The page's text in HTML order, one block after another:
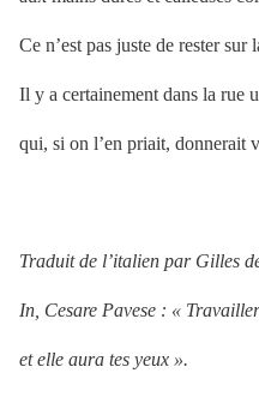
Ce n’est pas juste de rester sur
Il y a certainement dans la rue
qui, si on l’en priait, donnerait
Traduit de l’italien par Gilles
In, Cesare Pavese : «
et elle aura tes yeux ».